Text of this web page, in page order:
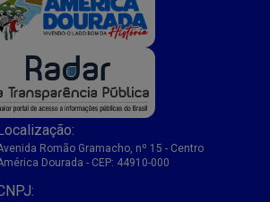
America Dourada-BA
Localização:
Romão Gramacho, nº 15 - Centro
Dourada - CEP: 44910-000